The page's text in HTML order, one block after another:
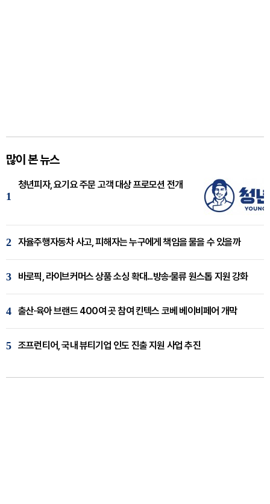
많이 본 뉴스
1
청년피자, 요기요 주문 고객 대상 프로모션 전개
2 자율주행자동차 사고, 피해자는 누구에게 책임을 물을 수 있을까
3 바로픽, 라이브커머스 상품 소싱 확대...방송·물류 원스톱 지원 강화
4 출산·육아 브랜드 400여 곳 참여 킨텍스 코베 베이비페어 개막
5 조프런티어, 국내 뷰티기업 인도 진출 지원 사업 추진